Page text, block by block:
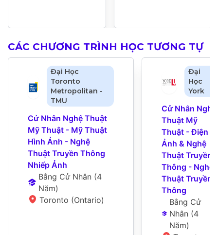
CÁC CHƯƠNG TRÌNH HỌC TƯƠNG TỰ
Đại Học
Toronto
Metropolitan -
TMU
Cử Nhân Nghệ Thuật
Mỹ Thuật - Mỹ Thuật
Hình Ảnh - Nghệ
Thuật Truyền Thông
Nhiếp Ảnh
Bằng Cử Nhân (4
Năm)
Toronto (Ontario)
Đại
Học
York
Cử Nhân Nghệ
Thuật Mỹ
Thuật - Điện
Ảnh & Nghệ
Thuật Truyền
Thông - Nghệ
Thuật Truyền
Thông
Bằng Cử
Nhân (4
Năm)